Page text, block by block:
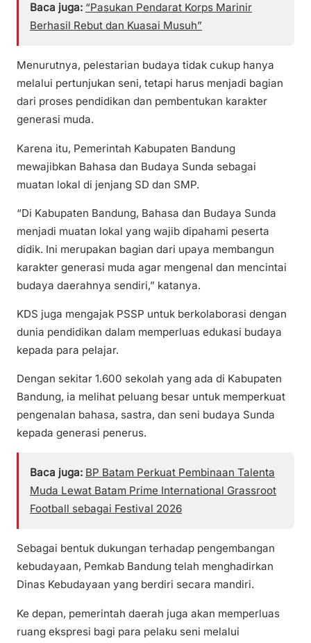
Baca juga: “Pasukan Pendarat Korps Marinir
Berhasil Rebut dan Kuasai Musuh”
Menurutnya, pelestarian budaya tidak cukup hanya
melalui pertunjukan seni, tetapi harus menjadi bagian
dari proses pendidikan dan pembentukan karakter
generasi muda.
Karena itu, Pemerintah Kabupaten Bandung
mewajibkan Bahasa dan Budaya Sunda sebagai
muatan lokal di jenjang SD dan SMP.
“Di Kabupaten Bandung, Bahasa dan Budaya Sunda
menjadi muatan lokal yang wajib dipahami peserta
didik. Ini merupakan bagian dari upaya membangun
karakter generasi muda agar mengenal dan mencintai
budaya daerahnya sendiri,” katanya.
KDS juga mengajak PSSP untuk berkolaborasi dengan
dunia pendidikan dalam memperluas edukasi budaya
kepada para pelajar.
Dengan sekitar 1.600 sekolah yang ada di Kabupaten
Bandung, ia melihat peluang besar untuk memperkuat
pengenalan bahasa, sastra, dan seni budaya Sunda
kepada generasi penerus.
Baca juga: BP Batam Perkuat Pembinaan Talenta
Muda Lewat Batam Prime International Grassroot
Football sebagai Festival 2026
Sebagai bentuk dukungan terhadap pengembangan
kebudayaan, Pemkab Bandung telah menghadirkan
Dinas Kebudayaan yang berdiri secara mandiri.
Ke depan, pemerintah daerah juga akan memperluas
ruang ekspresi bagi para pelaku seni melalui